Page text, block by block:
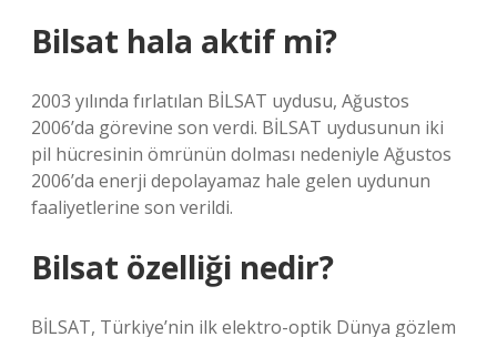
Bilsat hala aktif mi?
2003 yılında fırlatılan BİLSAT uydusu, Ağustos
2006’da görevine son verdi. BİLSAT uydusunun iki
pil hücresinin ömrünün dolması nedeniyle Ağustos
2006’da enerji depolayamaz hale gelen uydunun
faaliyetlerine son verildi.
Bilsat özelliği nedir?
BİLSAT, Türkiye’nin ilk elektro-optik Dünya gözlem